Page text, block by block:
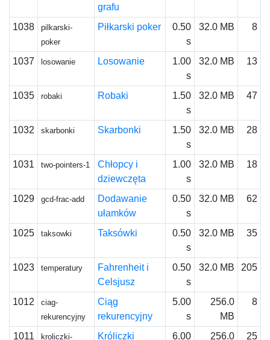
grafu
1038
pilkarski-
poker
Piłkarski poker
0.50
s
32.0 MB 8
1037 losowanie Losowanie
1.00
s
32.0 MB 13
1035 robaki Robaki
1.50
s
32.0 MB 47
1032 skarbonki Skarbonki
1.50
s
32.0 MB 28
1031 two-pointers-1
Chłopcy i
dziewczęta
1.00
s
32.0 MB 18
1029 gcd-frac-add
Dodawanie
ułamków
0.50
s
32.0 MB 62
1025 taksowki Taksówki
0.50
s
32.0 MB 35
1023 temperatury
Fahrenheit i
Celsjusz
0.50
s
32.0 MB 205
1012
ciag-
rekurencyjny
Ciąg
rekurencyjny
5.00
s
256.0
MB
8
1011 kroliczki- Króliczki 6.00 256.0 25